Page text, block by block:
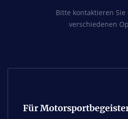
Bitte kontaktieren
verschiedenen
Für